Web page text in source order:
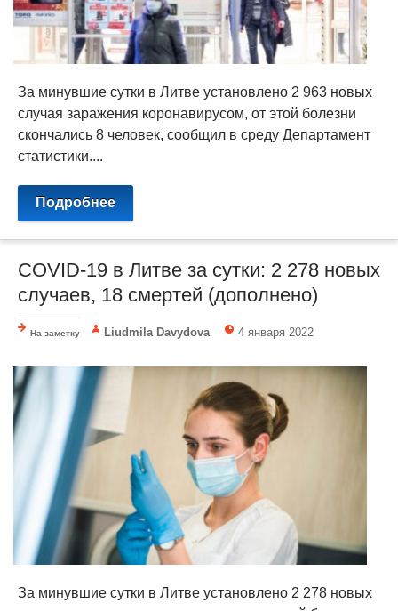
За минувшие сутки в Литве установлено 2 963 новых
случая заражения коронавирусом, от этой болезни
скончались 8 человек, сообщил в среду Департамент
статистики....
Подробнее
COVID-19 в Литве за сутки: 2 278 новых
случаев, 18 смертей (дополнено)
На заметку Liudmila Davydova 4 января 2022
За минувшие сутки в Литве установлено 2 278 новых